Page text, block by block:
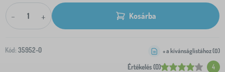
- + Kosárba
Kód: 35952-0
Értékelés (0) 4
+ a kívánságlistához (0)